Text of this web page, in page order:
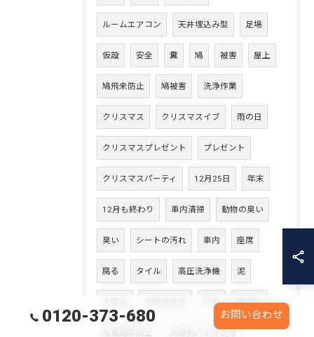
ルームエアコン 天井埋込み型 足場
仮設 安全 糞 鳩 被害 屋上
鳩飛来防止 鳩被害 洗浄作業
クリスマス クリスマスイブ 雨の日
クリスマスプレゼント プレゼント
クリスマスパーティ 12月25日 年末
12月も終わり 車内清掃 動物の臭い
臭い シートの汚れ 車内 座席
腐る タイル 高圧洗浄機 泥
砂埃 雨汚れ
太陽光パネル洗浄
0120-373-680 お問い合わせ